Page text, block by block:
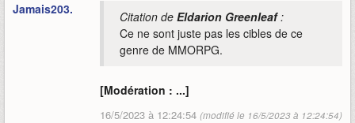
Jamais203. Citation de Eldarion Greenleaf:
Ce ne sont juste pas les cibles de ce
genre de MMORPG.
[Modération : ...]
16/5/2023 à 12:24:54 (modifié le 16/5/2023 à 12:24:54)